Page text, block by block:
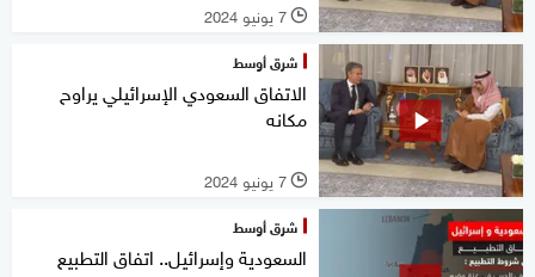
l 7 يونيو 2024
شرق أوسط
الاتفاق السعودي الإسرائيلي يراوح
مكانه
l 7 يونيو 2024
شرق أوسط
السعودية وإسرائيل.. اتفاق التطبيع